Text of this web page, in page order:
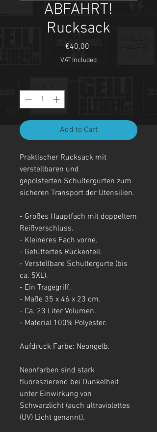
ABFAHRT!
Rucksack
€40.00
VAT Included
Add to Cart
Praktischer Rucksack mit
verstellbaren und
gepolsterten Schultergurten zum
sicheren Transport der Utensilien.
- Großes Hauptfach mit doppeltem
Reißverschluss.
- Kleineres Fach vorne.
- Gefüttertes Rückenteil.
- Verstellbare Schultergurte (bis
ca. 5XL).
- Ein Tragegriff.
- Maße 35 x 46 x 23 cm.
- Ca. 23 Liter Volumen.
- Material 100% Polyester.
Aufdruck Farbe: Neongelb.
Neonfarben sind stark
fluoreszierend bei Dunkelheit
unter Einwirkung von
Schwarzlicht (auch ultraviolettes
(UV) Licht genannt).